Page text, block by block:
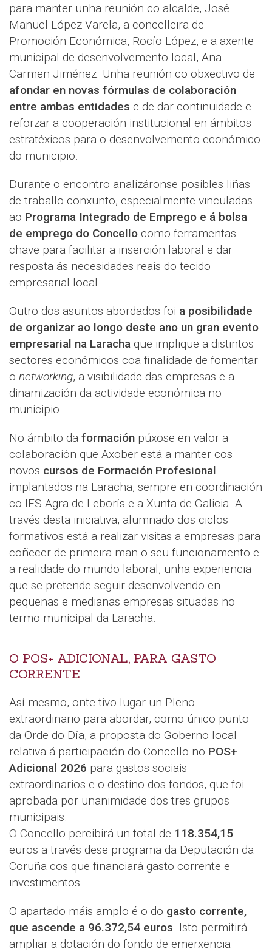
para manter unha reunión co alcalde, José
Manuel López Varela, a concelleira de
Promoción Económica, Rocío López, e a axente
municipal de desenvolvemento local, Ana
Carmen Jiménez. Unha reunión co obxectivo de
afondar en novas fórmulas de colaboración
entre ambas entidades e de dar continuidade e
reforzar a cooperación institucional en ámbitos
estratéxicos para o desenvolvemento económico
do municipio.
Durante o encontro analizáronse posibles liñas
de traballo conxunto, especialmente vinculadas
ao Programa Integrado de Emprego e á bolsa
de emprego do Concello como ferramentas
chave para facilitar a inserción laboral e dar
resposta ás necesidades reais do tecido
empresarial local.
Outro dos asuntos abordados foi a posibilidade
de organizar ao longo deste ano un gran evento
empresarial na Laracha que implique a distintos
sectores económicos coa finalidade de fomentar
o networking, a visibilidade das empresas e a
dinamización da actividade económica no
municipio.
No ámbito da formación púxose en valor a
colaboración que Axober está a manter cos
novos cursos de Formación Profesional
implantados na Laracha, sempre en coordinación
co IES Agra de Leborís e a Xunta de Galicia. A
través desta iniciativa, alumnado dos ciclos
formativos está a realizar visitas a empresas para
coñecer de primeira man o seu funcionamento e
a realidade do mundo laboral, unha experiencia
que se pretende seguir desenvolvendo en
pequenas e medianas empresas situadas no
termo municipal da Laracha.
O POS+ ADICIONAL, PARA GASTO
CORRENTE
Así mesmo, onte tivo lugar un Pleno
extraordinario para abordar, como único punto
da Orde do Día, a proposta do Goberno local
relativa á participación do Concello no POS+
Adicional 2026 para gastos sociais
extraordinarios e o destino dos fondos, que foi
aprobada por unanimidade dos tres grupos
municipais.
O Concello percibirá un total de 118.354,15
euros a través dese programa da Deputación da
Coruña cos que financiará gasto corrente e
investimentos.
O apartado máis amplo é o do gasto corrente,
que ascende a 96.372,54 euros. Isto permitirá
ampliar a dotación do fondo de emerxencia